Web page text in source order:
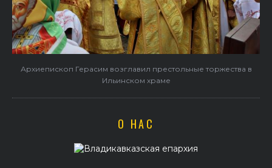
Архиепископ Герасим возглавил престольные торжества в
Ильинском храме
О НАС